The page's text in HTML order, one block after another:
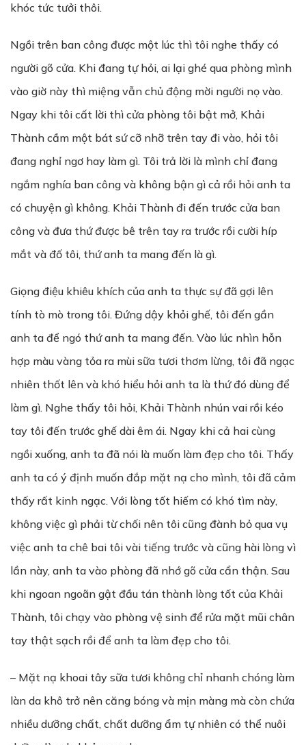
khóc tức tưởi thôi.
Ngồi trên ban công được một lúc thì tôi nghe thấy có
người gõ cửa. Khi đang tự hỏi, ai lại ghé qua phòng mình
vào giờ này thì miệng vẫn chủ động mời người nọ vào.
Ngay khi tôi cất lời thì cửa phòng tôi bật mở, Khải
Thành cầm một bát sứ cỡ nhỡ trên tay đi vào, hỏi tôi
đang nghỉ ngơ hay làm gì. Tôi trả lời là mình chỉ đang
ngắm nghía ban công và không bận gì cả rồi hỏi anh ta
có chuyện gì không. Khải Thành đi đến trước cửa ban
công và đưa thứ được bê trên tay ra trước rồi cười híp
mắt và đố tôi, thứ anh ta mang đến là gì.
Giọng điệu khiêu khích của anh ta thực sự đã gợi lên
tính tò mò trong tôi. Đứng dậy khỏi ghế, tôi đến gần
anh ta để ngó thứ anh ta mang đến. Vào lúc nhìn hỗn
hợp màu vàng tỏa ra mùi sữa tươi thơm lừng, tôi đã ngạc
nhiên thốt lên và khó hiểu hỏi anh ta là thứ đó dùng để
làm gì. Nghe thấy tôi hỏi, Khải Thành nhún vai rồi kéo
tay tôi đến trước ghế dài êm ái. Ngay khi cả hai cùng
ngồi xuống, anh ta đã nói là muốn làm đẹp cho tôi. Thấy
anh ta có ý định muốn đắp mặt nạ cho mình, tôi đã cảm
thấy rất kinh ngạc. Với lòng tốt hiếm có khó tìm này,
không việc gì phải từ chối nên tôi cũng đành bỏ qua vụ
việc anh ta chê bai tôi vài tiếng trước và cũng hài lòng vì
lần này, anh ta vào phòng đã nhớ gõ cửa cẩn thận. Sau
khi ngoan ngoãn gật đầu tán thành lòng tốt của Khải
Thành, tôi chạy vào phòng vệ sinh để rửa mặt mũi chân
tay thật sạch rồi để anh ta làm đẹp cho tôi.
– Mặt nạ khoai tây sữa tươi không chỉ nhanh chóng làm
làn da khô trở nên căng bóng và mịn màng mà còn chứa
nhiều dưỡng chất, chất dưỡng ẩm tự nhiên có thể nuôi